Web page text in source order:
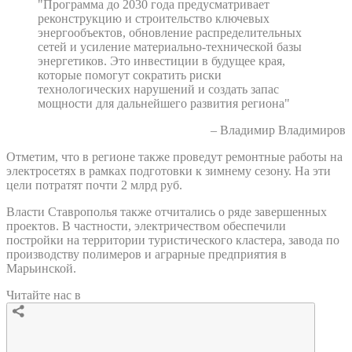
"Программа до 2030 года предусматривает
реконструкцию и строительство ключевых
энергообъектов, обновление распределительных
сетей и усиление материально-технической базы
энергетиков. Это инвестиции в будущее края,
которые помогут сократить риски
технологических нарушений и создать запас
мощности для дальнейшего развития региона"
– Владимир Владимиров
Отметим, что в регионе также проведут ремонтные работы на
электросетях в рамках подготовки к зимнему сезону. На эти
цели потратят почти 2 млрд руб.
Власти Ставрополья также отчитались о ряде завершенных
проектов. В частности, электричеством обеспечили
постройки на территории туристического кластера, завода по
производству полимеров и аграрные предприятия в
Марьинской.
Читайте нас в